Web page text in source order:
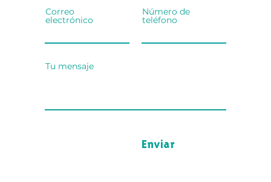
Correo
electrónico
Número de
teléfono
Tu mensaje
Enviar